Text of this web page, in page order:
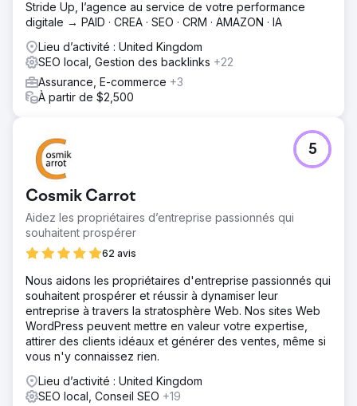
Stride Up, l’agence au service de votre ‍performance
digitale → PAID · CREA · SEO · CRM · AMAZON · IA
Lieu d’activité : United Kingdom
SEO local, Gestion des backlinks +22
Assurance, E-commerce +3
À partir de $2,500
Cosmik Carrot
Aidez les propriétaires d’entreprise passionnés qui
souhaitent prospérer
62 avis
5
Nous aidons les propriétaires d'entreprise passionnés qui
souhaitent prospérer et réussir à dynamiser leur
entreprise à travers la stratosphère Web. Nos sites Web
WordPress peuvent mettre en valeur votre expertise,
attirer des clients idéaux et générer des ventes, même si
vous n'y connaissez rien.
Lieu d’activité : United Kingdom
SEO local, Conseil SEO +19